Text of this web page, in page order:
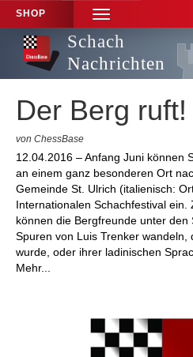
SHOP
TOGGLE
NAVIGATION
Schach
Nachrichten
Der Berg ruft!
von ChessBase
12.04.2016 – Anfang Juni können
an einem ganz besonderen Ort
Gemeinde St. Ulrich (italienisch:
Internationalen Schachfestival ein.
können die Bergfreunde unter den
Spuren von Luis Trenker wandeln,
wurde, oder ihrer ladinischen
Mehr...